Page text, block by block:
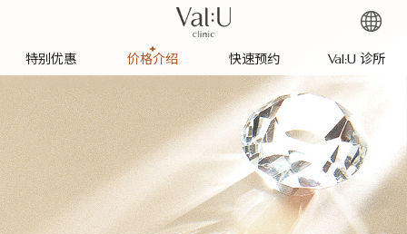
特别优惠 价格介绍 快速预约 Val:U 诊所